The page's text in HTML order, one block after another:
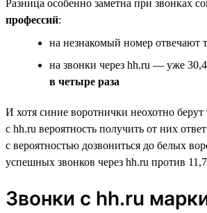
Разница особенно заметна при звонках
профессий:
на незнакомый номер отвечают
на звонки через hh.ru — уже
в четыре раза
И хотя синие воротнички неохотно берут
с hh.ru вероятность получить от них
с вероятностью дозвониться до белых
успешных звонков через hh.ru против
Звонки с hh.ru